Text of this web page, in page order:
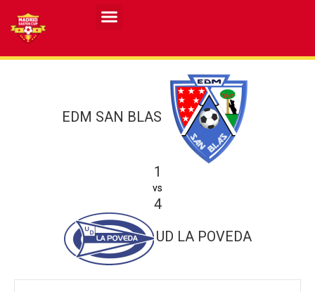
EDM SAN BLAS
1
vs
4
UD LA POVEDA